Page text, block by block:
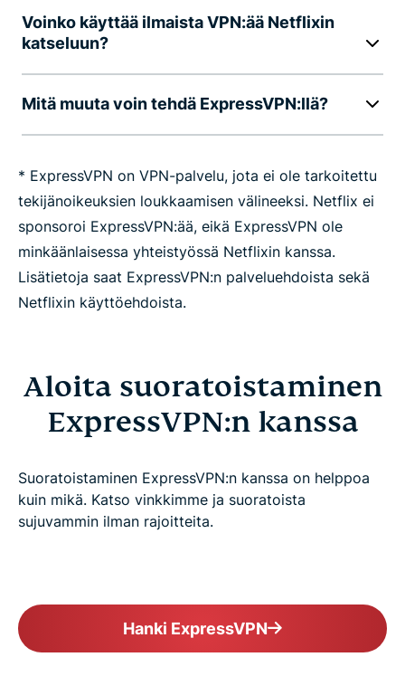
Voinko käyttää ilmaista VPN:ää Netflixin
katseluun?
Mitä muuta voin tehdä ExpressVPN:llä?
* ExpressVPN on VPN-palvelu, jota ei ole tarkoitettu
tekijänoikeuksien loukkaamisen välineeksi. Netflix ei
sponsoroi ExpressVPN:ää, eikä ExpressVPN ole
minkäänlaisessa yhteistyössä Netflixin kanssa.
Lisätietoja saat ExpressVPN:n palveluehdoista sekä
Netflixin käyttöehdoista.
Aloita suoratoistaminen
ExpressVPN:n kanssa
Suoratoistaminen ExpressVPN:n kanssa on helppoa
kuin mikä. Katso vinkkimme ja suoratoista
sujuvammin ilman rajoitteita.
Hanki ExpressVPN